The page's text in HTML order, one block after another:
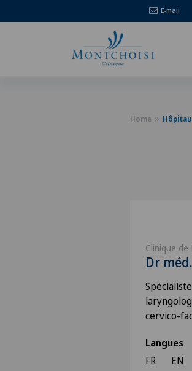
E-mail
Home
Clinique
Dr
cervico-
Langues
FR
EN